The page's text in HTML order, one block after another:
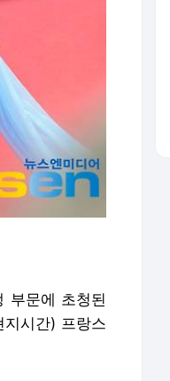
부문에 초청된
시간) 프랑스